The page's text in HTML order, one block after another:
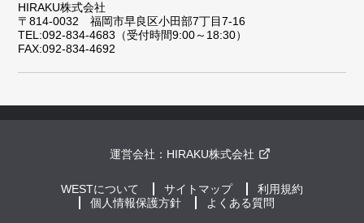
HIRAKU株式会社
〒814-0032 福岡市早良区小田部7丁目7-16
TEL:092-834-4683（受付時間9:00～18:30）
FAX:092-834-4692
運営会社： HIRAKU株式会社
WESTについて サイトマップ
利用規約
個人情報保護方針
よくある質問